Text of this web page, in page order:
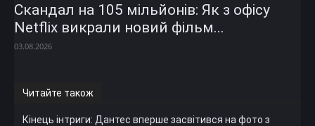
Скандал на 105 мільйонів: Як з офісу
Netflix викрали новий фільм...
03.08.2026
Читайте також
Кінець інтриги: Дантес вперше засвітився на фото з